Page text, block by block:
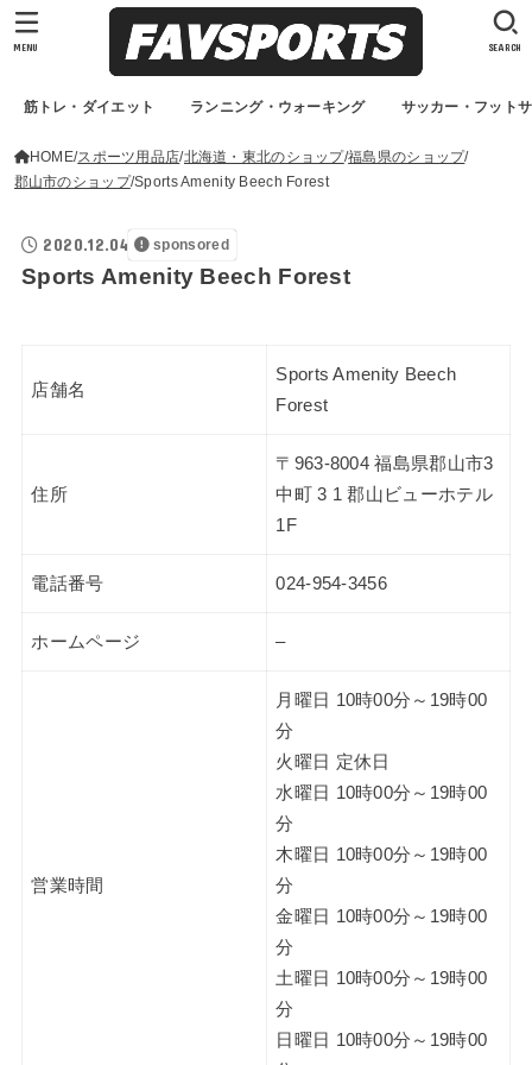
筋トレ・ダイエット ランニング・ウォーキング サッカー・フット
SEARCH
MENU
HOME スポーツ用品店 北海道・東北のショップ 福島県のショップ
郡山市のショップ Sports Amenity Beech Forest
2020.12.04 sponsored
Sports Amenity Beech Forest
店舗名
Sports Amenity Beech
Forest
住所
〒963-8004 福島県郡山市3
中町 3 1 郡山ビューホテル
1F
電話番号 024-954-3456
ホームページ –
営業時間
月曜日 10時00分～19時00
分
火曜日 定休日
水曜日 10時00分～19時00
分
木曜日 10時00分～19時00
分
金曜日 10時00分～19時00
分
土曜日 10時00分～19時00
分
日曜日 10時00分～19時00